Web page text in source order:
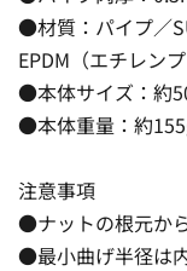
●材質：パイプ／
EPDM（エチレン
●本体サイズ：
●本体重量：約
注意事項
●ナットの根元か
●最小曲げ半径は